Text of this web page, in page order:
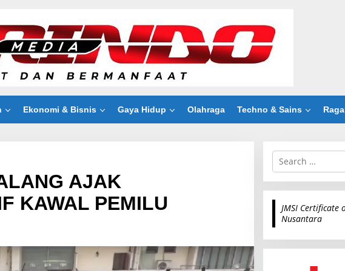
Ekonomi & Bisnis Gaya Hidup Olahraga Techno & Sains
AJAK
KAWAL PEMILU
S
r
c
r
JMSI Certificate
Nusantara